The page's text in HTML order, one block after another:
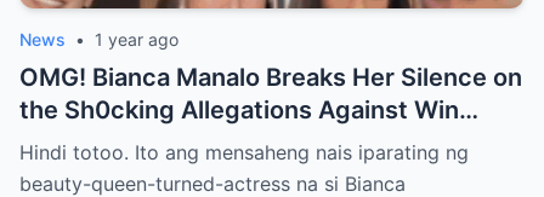
News • 1 year ago
OMG! Bianca Manalo Breaks Her Silence on
the Sh0cking Allegations Against Win
Gatchalian—What She Has to Say Will
Leave You Speechless!
Hindi totoo. Ito ang mensaheng nais iparating ng
beauty-queen-turned-actress na si Bianca